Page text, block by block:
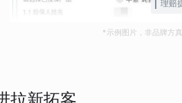
理赔
*示例图片，非品牌方